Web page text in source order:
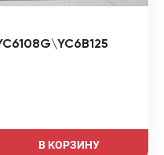
В КОРЗИНУ